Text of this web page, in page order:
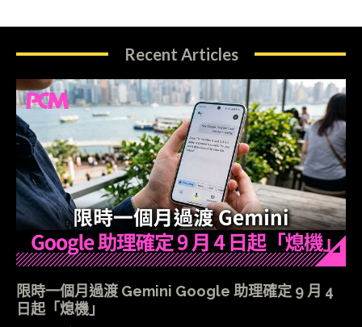
Recent Articles
限時一個月過渡 Gemini Google 助理確定 9 月 4
日起「熄機」